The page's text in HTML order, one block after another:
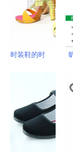
的功能之美
与现代穿搭
时装鞋的时
类配件魅力